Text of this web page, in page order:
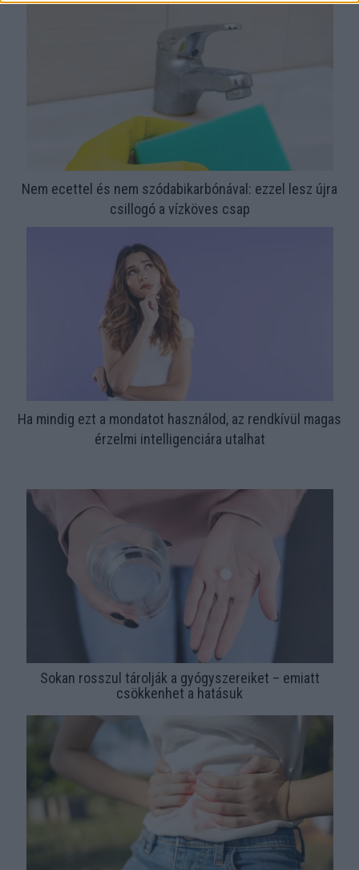
Nem ecettel és nem szódabikarbónával: ezzel lesz újra
csillogó a vízköves csap
Ha mindig ezt a mondatot használod, az rendkívül magas
érzelmi intelligenciára utalhat
Sokan rosszul tárolják a gyógyszereiket – emiatt
csökkenhet a hatásuk